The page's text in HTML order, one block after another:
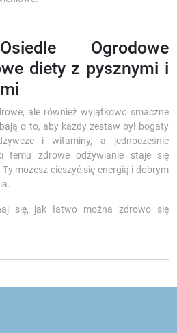
Ogrodowe
diety z pysznymi i
ale również wyjątkowo smaczne
o to, aby każdy zestaw był bogaty
i witaminy, a jednocześnie
temu zdrowe odżywianie staje się
możesz cieszyć się energią i dobrym
się, jak łatwo można zdrowo się